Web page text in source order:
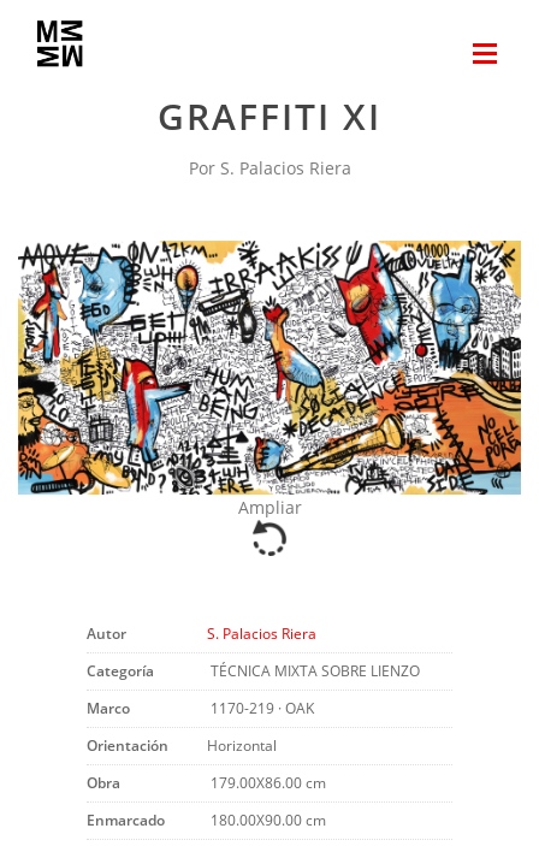
GRAFFITI XI
Por S. Palacios Riera
Ampliar
Autor
S. Palacios Riera
Categoría
TÉCNICA MIXTA SOBRE LIENZO
Marco
1170-219 · OAK
Orientación
Horizontal
Obra
179.00X86.00 cm
Enmarcado
180.00X90.00 cm